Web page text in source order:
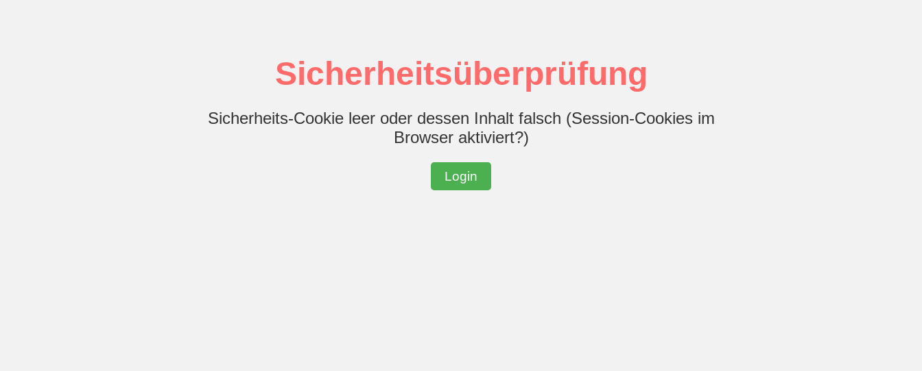
Sicherheitsüberprüfung
Sicherheits-Cookie leer oder dessen Inhalt falsch (Session-Cookies im
Browser aktiviert?)
Login